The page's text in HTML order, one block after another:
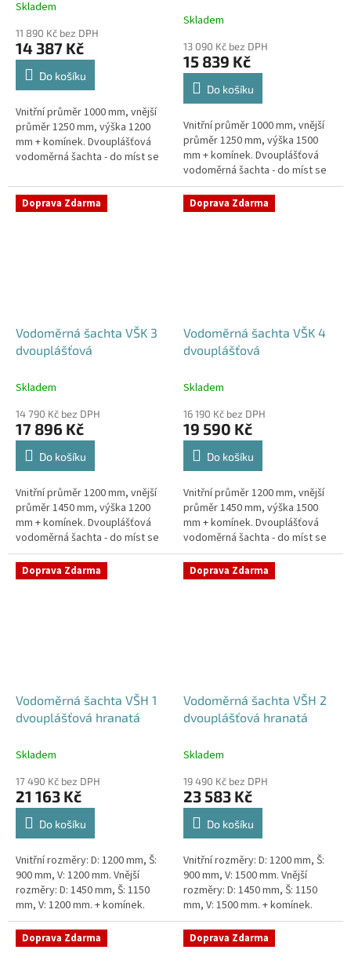
Průměrné
produktu
je
4,8
hvězdiček.
Skladem
11 890 Kč bez DPH
14 387 Kč
Do košíku
Vnitřní průměr 1000 mm, vnější
průměr 1250 mm, výška 1200
mm + komínek. Dvouplášťová
vodoměrná šachta - do míst se
parkovací stáníStandardní...
Skladem
13 090 Kč bez DPH
15 839 Kč
Do košíku
Vnitřní průměr 1000 mm, vnější
průměr 1250 mm, výška 1500
mm + komínek. Dvouplášťová
vodoměrná šachta - do míst se
spodní vodou, pojízdná i pod
parkovací stáníStandardní...
Doprava Zdarma
Vodoměrná šachta VŠK 3
dvouplášťová
Skladem
14 790 Kč bez DPH
17 896 Kč
Do košíku
Vnitřní průměr 1200 mm, vnější
průměr 1450 mm, výška 1200
mm + komínek. Dvouplášťová
vodoměrná šachta - do míst se
spodní vodou, pojízdná i pod
parkovací stáníStandardní...
Doprava Zdarma
Vodoměrná šachta VŠK 4
dvouplášťová
Skladem
16 190 Kč bez DPH
19 590 Kč
Do košíku
Vnitřní průměr 1200 mm, vnější
průměr 1450 mm, výška 1500
mm + komínek. Dvouplášťová
vodoměrná šachta - do míst se
spodní vodou, pojízdná i pod
parkovací stáníStandardní...
Doprava Zdarma
Vodoměrná šachta VŠH 1
dvouplášťová hranatá
Skladem
17 490 Kč bez DPH
21 163 Kč
Do košíku
Vnitřní rozměry: D: 1200 mm, Š:
900 mm, V: 1200 mm. Vnější
rozměry: D: 1450 mm, Š: 1150
mm, V: 1200 mm. + komínek.
Dvouplášťová vodoměrná šachta
- do míst se spodní...
Doprava Zdarma
Vodoměrná šachta VŠH 2
dvouplášťová hranatá
Skladem
19 490 Kč bez DPH
23 583 Kč
Do košíku
Vnitřní rozměry: D: 1200 mm, Š:
900 mm, V: 1500 mm. Vnější
rozměry: D: 1450 mm, Š: 1150
mm, V: 1500 mm. + komínek.
Dvouplášťová vodoměrná šachta
- do míst se spodní...
Doprava Zdarma Doprava Zdarma